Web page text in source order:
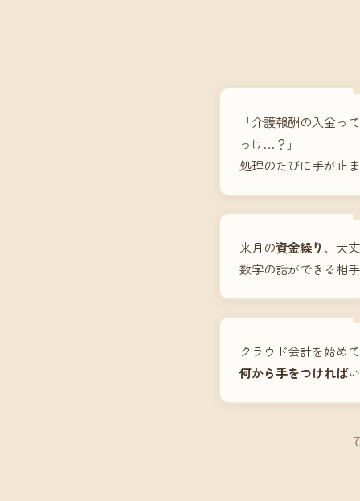
「介護報酬の入金っ
っけ…？」
処理のたびに手が止
来月の資金繰り 、大
数字の話ができる相
クラウド会計を始め
何から手をつければ